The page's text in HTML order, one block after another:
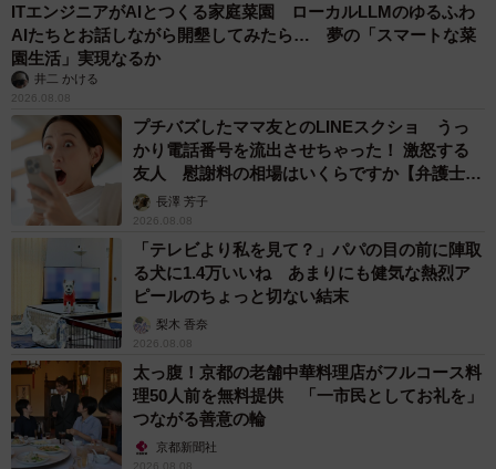
ITエンジニアがAIとつくる家庭菜園 ローカルLLMのゆるふわ
AIたちとお話しながら開墾してみたら… 夢の「スマートな菜
園生活」実現なるか
井二 かける
2026.08.08
プチバズしたママ友とのLINEスクショ うっ
かり電話番号を流出させちゃった！ 激怒する
友人 慰謝料の相場はいくらですか【弁護士が
解説】長澤 芳子
2026.08.08
「テレビより私を見て？」パパの目の前に陣取
る犬に1.4万いいね あまりにも健気な熱烈ア
ピールのちょっと切ない結末
梨木 香奈
2026.08.08
太っ腹！京都の老舗中華料理店がフルコース料
理50人前を無料提供 「一市民としてお礼を」
つながる善意の輪
京都新聞社
2026.08.08